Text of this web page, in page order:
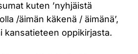
kuten ’nyhjäistä
/äimän käkenä / äimänä’,
kansatieteen oppikirjasta.